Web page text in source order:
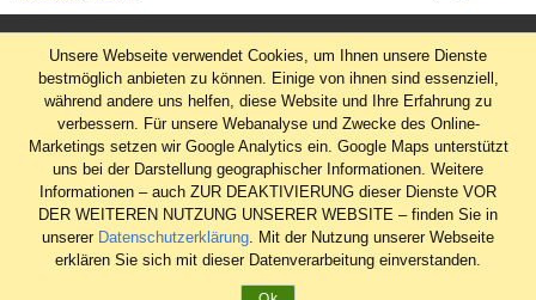
AGB
Datenschutz
Widerrufsrecht
Unsere Webseite verwendet Cookies, um Ihnen unsere Dienste
bestmöglich anbieten zu können. Einige von ihnen sind essenziell,
während andere uns helfen, diese Website und Ihre Erfahrung zu
verbessern. Für unsere Webanalyse und Zwecke des Online-
Marketings setzen wir Google Analytics ein. Google Maps unterstützt
uns bei der Darstellung geographischer Informationen. Weitere
Informationen – auch ZUR DEAKTIVIERUNG dieser Dienste VOR
DER WEITEREN NUTZUNG UNSERER WEBSITE – finden Sie in
unserer Datenschutzerklärung. Mit der Nutzung unserer Webseite
erklären Sie sich mit dieser Datenverarbeitung einverstanden.